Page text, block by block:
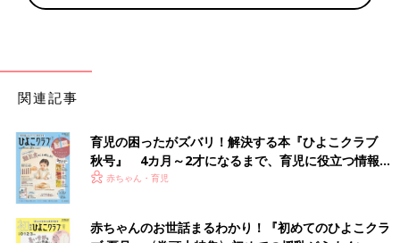
関連記事
育児の困ったがズバリ！解決する本『ひよこクラブ
秋号』 4カ月～2才になるまで、育児に役立つ情報が
いっぱい！
赤ちゃん・育児
赤ちゃんのお世話まるわかり！『初めてのひよこクラ